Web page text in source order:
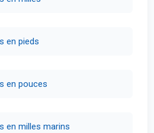
en pieds
en pouces
en milles marins